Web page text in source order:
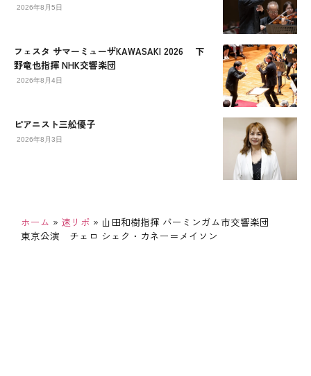
2026年8月5日
フェスタ サマーミューザKAWASAKI 2026 下
野竜也指揮 NHK交響楽団
2026年8月4日
ピアニスト三舩優子
2026年8月3日
ホーム » 速リポ » 山田和樹指揮 バーミンガム市交響楽団
東京公演 チェロ シェク・カネー＝メイソン